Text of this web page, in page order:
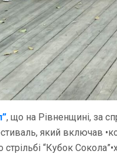
, що на Рівненщині, за
який включав
“Кубок